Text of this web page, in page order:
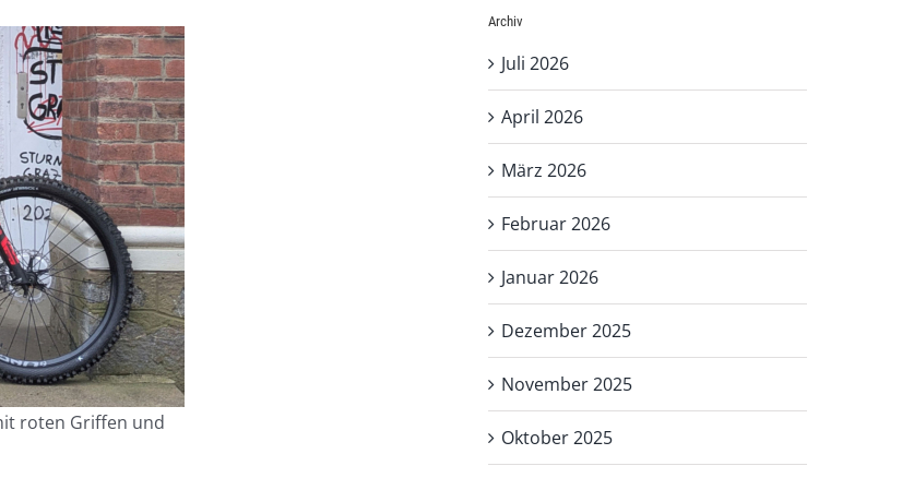
roten Griffen und
Archiv
Juli 2026
April 2026
März 2026
Februar 2026
Januar 2026
Dezember 2025
November 2025
Oktober 2025